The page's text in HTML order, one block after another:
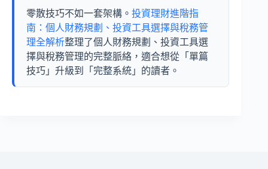
零散技巧不如一套架構。 投資理財進階指
南：個人財務規劃、投資工具選擇與稅務管
理全解析整理了個人財務規劃、投資工具選
擇與稅務管理的完整脈絡，適合想從「單篇
技巧」升級到「完整系統」的讀者。